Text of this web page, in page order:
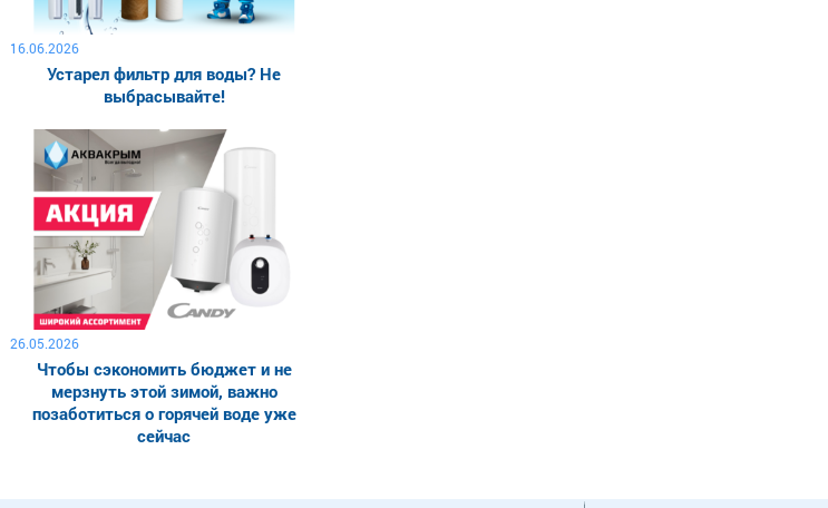
16.06.2026
Устарел фильтр для воды? Не
выбрасывайте!
26.05.2026
Чтобы сэкономить бюджет и не
мерзнуть этой зимой, важно
позаботиться о горячей воде уже
сейчас